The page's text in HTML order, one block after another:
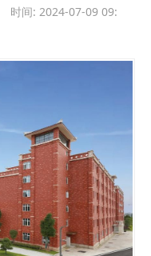
时间: 2024-07-09 09: